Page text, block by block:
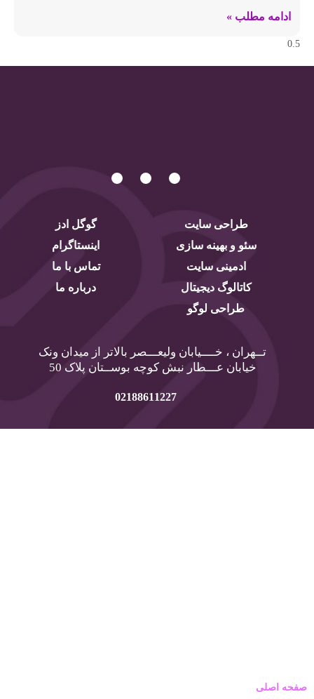
ادامه مطلب »
طراحی سایت
سئو و بهینه سازی
ادمینی سایت
کاتالوگ دیجیتال
طراحی لوگو
گوگل ادز
اینستاگرام
تماس با ما
درباره ما
تــهران ، خــــیابان ولیعـــصر بالاتر از میدان ونک
خیابان عـــطار نبش کوچه بوســتان پلاک 50
02188611227
صفحه اصلی